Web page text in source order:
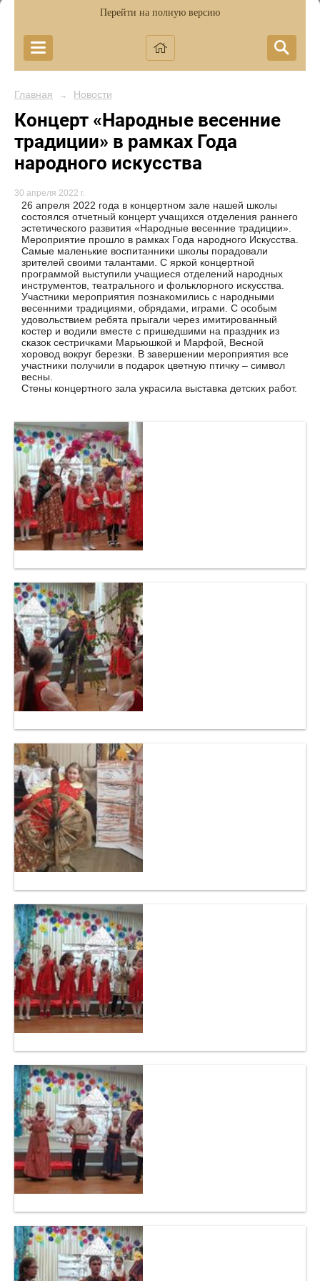
Перейти на полную версию
Главная → Новости
Концерт «Народные весенние
традиции» в рамках Года
народного искусства
30 апреля 2022 г.
26 апреля 2022 года в концертном зале нашей школы
состоялся отчетный концерт учащихся отделения раннего
эстетического развития «Народные весенние традиции».
Мероприятие прошло в рамках Года народного Искусства.
Самые маленькие воспитанники школы порадовали
зрителей своими талантами. С яркой концертной
программой выступили учащиеся отделений народных
инструментов, театрального и фольклорного искусства.
Участники мероприятия познакомились с народными
весенними традициями, обрядами, играми. С особым
удовольствием ребята прыгали через имитированный
костер и водили вместе с пришедшими на праздник из
сказок сестричками Марьюшкой и Марфой, Весной
хоровод вокруг березки. В завершении мероприятия все
участники получили в подарок цветную птичку – символ
весны.
Стены концертного зала украсила выставка детских работ.